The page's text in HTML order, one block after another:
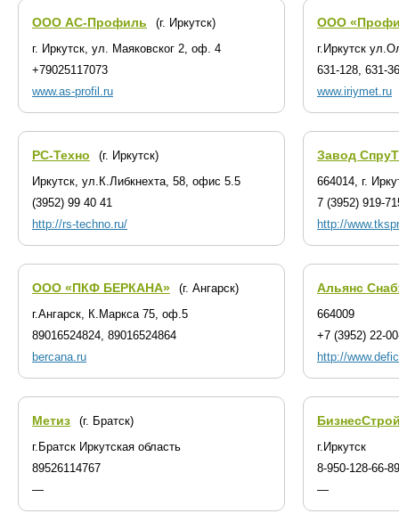
ООО АС-Профиль
(г. Иркутск)
г. Иркутск, ул. Маяковског 2, оф. 4
+79025117073
www.as-profil.ru
ООО
г.Иркутск
631-128, 631-
www.iriymet.ru
РС-Техно
(г. Иркутск)
Иркутск, ул.К.Либкнехта, 58, офис 5.5
(3952) 99 40 41
http://rs-techno.ru/
Завод СпруТ
664014, г.
7 (3952) 919-
http://
ООО «ПКФ БЕРКАНА»
(г. Ангарск)
г.Ангарск, К.Маркса 75, оф.5
89016524824, 89016524864
bercana.ru
Альянс
664009
+7 (3952) 22-
http://
Метиз
(г. Братск)
г.Братск Иркутская область
89526114767
—
г.Иркутск
8-950-128-66-89
—